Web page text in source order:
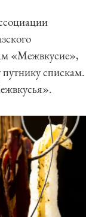
«Межвкусие»,
спискам.